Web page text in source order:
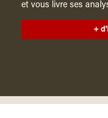
et vous livre ses
+